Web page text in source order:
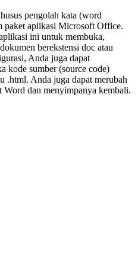
pengolah kata (word
paket aplikasi Microsoft Office.
ini untuk membuka,
berekstensi doc atau
Anda juga dapat
kode sumber (source code)
.html. Anda juga dapat merubah
dan menyimpanya kembali.